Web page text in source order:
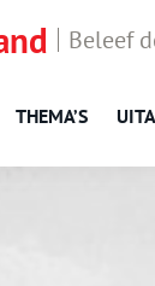
Beleef
THEMA’S